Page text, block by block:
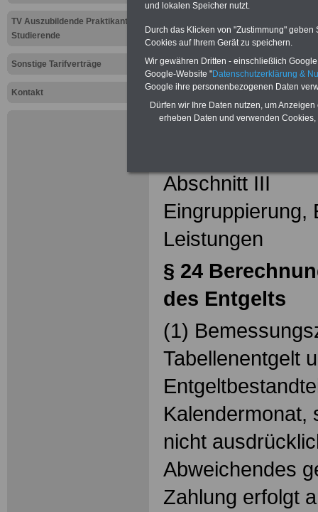
TV Auszubildende Praktikanten
Studierende
Sonstige Tarifverträge
Kontakt
TV
(TVöD/
TVöD-E: §
und
Abschnitt III
Eingruppierung,
Leistungen
§ 24
des Entgelts
(1)
Tabellenentgelt
Kalendermonat,
nicht
Abweichendes
Zahlung erfolgt
und lokalen Speicher nutzt.
Durch das Klicken von "Zustimmung"
Cookies auf Ihrem Gerät zu speichern.
Wir gewähren Dritten - einschließlich
Google-Website "Datenschutzerklärung &
Google ihre personenbezogenen Daten
Dürfen wir Ihre Daten nutzen, um
erheben Daten und verwenden